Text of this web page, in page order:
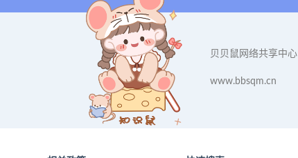
贝贝鼠网络共享中心
www.bbsqm.cn